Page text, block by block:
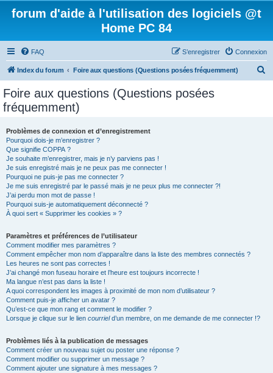
forum d'aide à l'utilisation des logiciels @t
Home PC 84
FAQ Connexion
S’enregistrer
Index du forum Foire aux questions (Questions posées fréquemment)
Foire aux questions (Questions posées
fréquemment)
Problèmes de connexion et d’enregistrement
Pourquoi dois-je m’enregistrer ?
Que signifie COPPA ?
Je souhaite m’enregistrer, mais je n’y parviens pas !
Je suis enregistré mais je ne peux pas me connecter !
Pourquoi ne puis-je pas me connecter ?
Je me suis enregistré par le passé mais je ne peux plus me connecter ?!
J’ai perdu mon mot de passe !
Pourquoi suis-je automatiquement déconnecté ?
À quoi sert « Supprimer les cookies » ?
Paramètres et préférences de l’utilisateur
Comment modifier mes paramètres ?
Comment empêcher mon nom d’apparaître dans la liste des membres connectés ?
Les heures ne sont pas correctes !
J’ai changé mon fuseau horaire et l’heure est toujours incorrecte !
Ma langue n’est pas dans la liste !
A quoi correspondent les images à proximité de mon nom d’utilisateur ?
Comment puis-je afficher un avatar ?
Qu’est-ce que mon rang et comment le modifier ?
Lorsque je clique sur le lien courrield’un membre, on me demande de me connecter !?
Problèmes liés à la publication de messages
Comment créer un nouveau sujet ou poster une réponse ?
Comment modifier ou supprimer un message ?
Comment ajouter une signature à mes messages ?